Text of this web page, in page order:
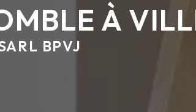
À
BPVJ